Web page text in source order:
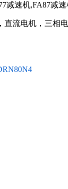
减速机,FA87减
流电机，三相